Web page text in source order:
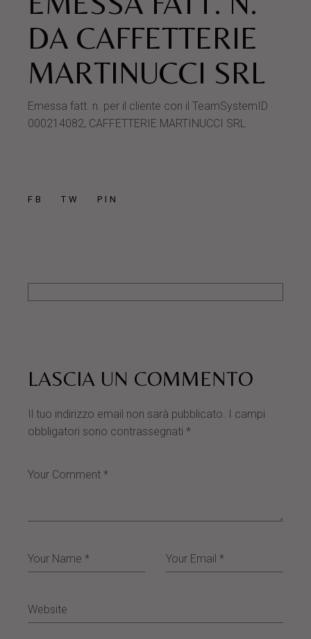
DA CAFFETTERIE
MARTINUCCI SRL
Emessa fatt. n. per il cliente con il TeamSystemID
000214082, CAFFETTERIE MARTINUCCI SRL
FB TW PIN
LASCIA UN COMMENTO
Il tuo indirizzo email non sarà pubblicato. I campi
obbligatori sono contrassegnati*